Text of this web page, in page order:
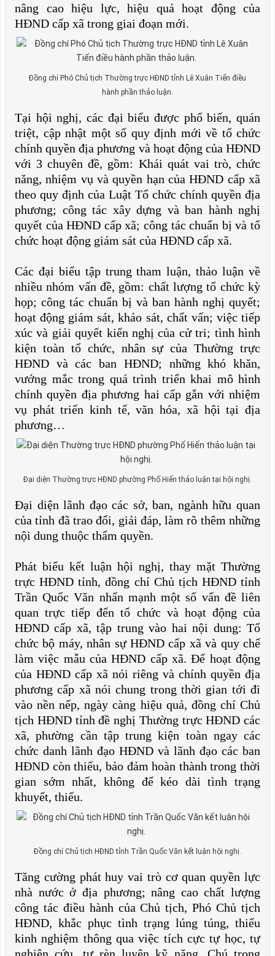
nâng cao hiệu lực, hiệu quả hoạt động của
HĐND cấp xã trong giai đoạn mới.
Đồng chí Phó Chủ tịch Thường trực HĐND tỉnh Lê Xuân Tiến điều
hành phần thảo luận.
Tại hội nghị, các đại biểu được phổ biến, quán
triệt, cập nhật một số quy định mới về tổ chức
chính quyền địa phương và hoạt động của HĐND
với 3 chuyên đề, gồm: Khái quát vai trò, chức
năng, nhiệm vụ và quyền hạn của HĐND cấp xã
theo quy định của Luật Tổ chức chính quyền địa
phương; công tác xây dựng và ban hành nghị
quyết của HĐND cấp xã; công tác chuẩn bị và tổ
chức hoạt động giám sát của HĐND cấp xã.
Các đại biểu tập trung tham luận, thảo luận về
nhiều nhóm vấn đề, gồm: chất lượng tổ chức kỳ
họp; công tác chuẩn bị và ban hành nghị quyết;
hoạt động giám sát, khảo sát, chất vấn; việc tiếp
xúc và giải quyết kiến nghị của cử tri; tình hình
kiện toàn tổ chức, nhân sự của Thường trực
HĐND và các ban HĐND; những khó khăn,
vướng mắc trong quá trình triển khai mô hình
chính quyền địa phương hai cấp gắn với nhiệm
vụ phát triển kinh tế, văn hóa, xã hội tại địa
phương…
Đại diện Thường trực HĐND phường Phố Hiến thảo luận tại hội nghị.
Đại diện lãnh đạo các sở, ban, ngành hữu quan
của tỉnh đã trao đổi, giải đáp, làm rõ thêm những
nội dung thuộc thẩm quyền.
Phát biểu kết luận hội nghị, thay mặt Thường
trực HĐND tỉnh, đồng chí Chủ tịch HĐND tỉnh
Trần Quốc Văn nhấn mạnh một số vấn đề liên
quan trực tiếp đến tổ chức và hoạt động của
HĐND cấp xã, tập trung vào hai nội dung: Tổ
chức bộ máy, nhân sự HĐND cấp xã và quy chế
làm việc mẫu của HĐND cấp xã. Để hoạt động
của HĐND cấp xã nói riêng và chính quyền địa
phương cấp xã nói chung trong thời gian tới đi
vào nền nếp, ngày càng hiệu quả, đồng chí Chủ
tịch HĐND tỉnh đề nghị Thường trực HĐND các
xã, phường cần tập trung kiện toàn ngay các
chức danh lãnh đạo HĐND và lãnh đạo các ban
HĐND còn thiếu, bảo đảm hoàn thành trong thời
gian sớm nhất, không để kéo dài tình trạng
khuyết, thiếu.
Đồng chí Chủ tịch HĐND tỉnh Trần Quốc Văn kết luận hội nghị.
Tăng cường phát huy vai trò cơ quan quyền lực
nhà nước ở địa phương; nâng cao chất lượng
công tác điều hành của Chủ tịch, Phó Chủ tịch
HĐND, khắc phục tình trạng lúng túng, thiếu
kinh nghiệm thông qua việc tích cực tự học, tự
nghiên cứu, tự rèn luyện kỹ năng. Chú trọng